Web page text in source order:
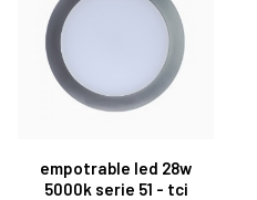
empotrable led 28w
5000k serie 51 - tci